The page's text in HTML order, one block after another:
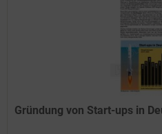
Gründung von Start-ups in